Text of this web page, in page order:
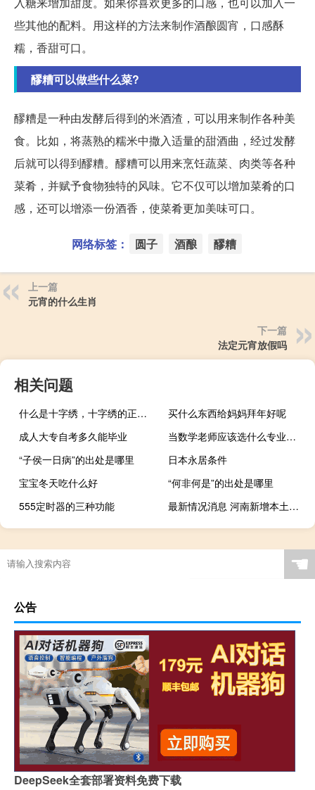
些其他的配料。用这样的方法来制作酒酿圆宵，口感酥
糯，香甜可口。
醪糟可以做些什么菜?
醪糟是一种由发酵后得到的米酒渣，可以用来制作各种美
食。比如，将蒸熟的糯米中撒入适量的甜酒曲，经过发酵
后就可以得到醪糟。醪糟可以用来烹饪蔬菜、肉类等各种
菜肴，并赋予食物独特的风味。它不仅可以增加菜肴的口
感，还可以增添一份酒香，使菜肴更加美味可口。
网络标签： 圆子 酒酿 醪糟
上一篇
元宵的什么生肖
下一篇
法定元宵放假吗
相关问题
什么是十字绣，十字绣的正确绣法是怎样绣的？
买什么东西给妈妈拜年好呢
成人大专自考多久能毕业
当数学老师应该选什么专业学啊
“子侯一日病”的出处是哪里
日本永居条件
宝宝冬天吃什么好
“何非何是”的出处是哪里
555定时器的三种功能
最新情况消息 河南新增本土确诊病例5例、本土无症状感染者19例
☚
公告
DeepSeek全套部署资料免费下载